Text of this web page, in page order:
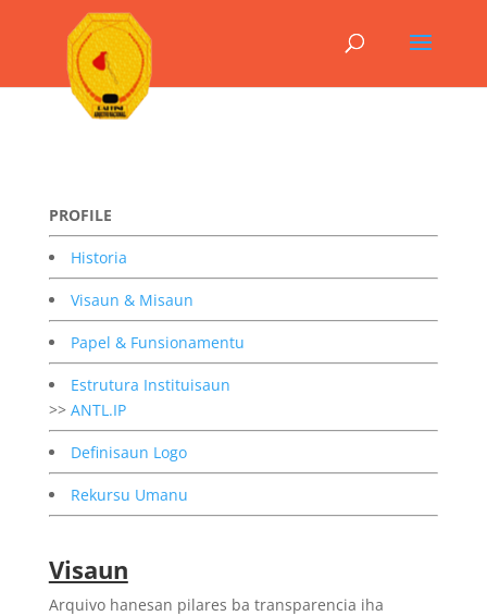
PROFILE
Historia
Visaun & Misaun
Papel & Funsionamentu
Estrutura Instituisaun
>>ANTL.IP
Definisaun Logo
Rekursu Umanu
Visaun
Arquivo hanesan pilares ba transparencia iha